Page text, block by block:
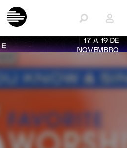
17 A 19 DE
NOVEMBRO